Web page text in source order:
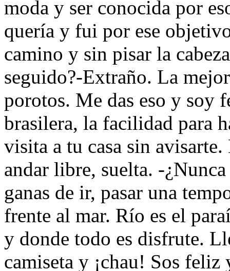
moda y ser conocida por
quería y fui por ese
camino y sin pisar la
seguido?-Extraño. La
porotos. Me das eso y soy
brasilera, la facilidad para
visita a tu casa sin
andar libre, suelta. -
ganas de ir, pasar una
frente al mar. Río es el
y donde todo es disfrute.
camiseta y ¡chau! Sos